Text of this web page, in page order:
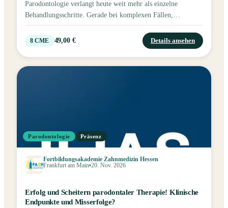
Parodontologie verlangt heute weit mehr als einzelne
Behandlungsschritte. Gerade bei komplexen Fällen,
systemischen Zusammenhängen, der richtigen
Patientenführung und einer wirtschaftlich sicheren
Umsetzung im Praxisalltag braucht es fundiertes Wissen,
KARUSSELL Berlin wird von Curaden professional
veranstaltet, in Kooperation mit GERL Dental als Vertriebs-
und Logistikpartner.
8 CME 49,00 € Details ansehen
Parodontologie Präsenz
Fortbildungsakademie Zahnmedizin Hessen
Frankfurt am Main 20. Nov. 2026
Erfolg und Scheitern parodontaler Therapie! Klinische
Endpunkte und Misserfolge?